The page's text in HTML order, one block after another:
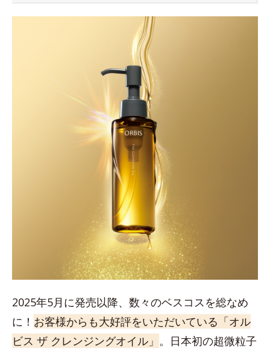
2025年5月に発売以降、数々のベスコスを総なめ
に！ お客様からも大好評をいただいている「オル
ビス ザ クレンジングオイル」 。日本初の超微粒子